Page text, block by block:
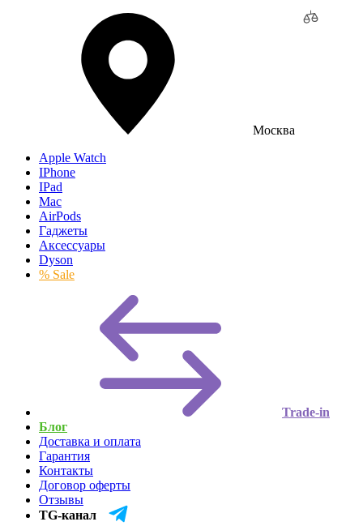
Москва
Apple Watch
IPhone
IPad
Mac
AirPods
Гаджеты
Аксессуары
Dyson
% Sale
Trade-in
Блог
Доставка и оплата
Гарантия
Контакты
Договор оферты
Отзывы
TG-канал